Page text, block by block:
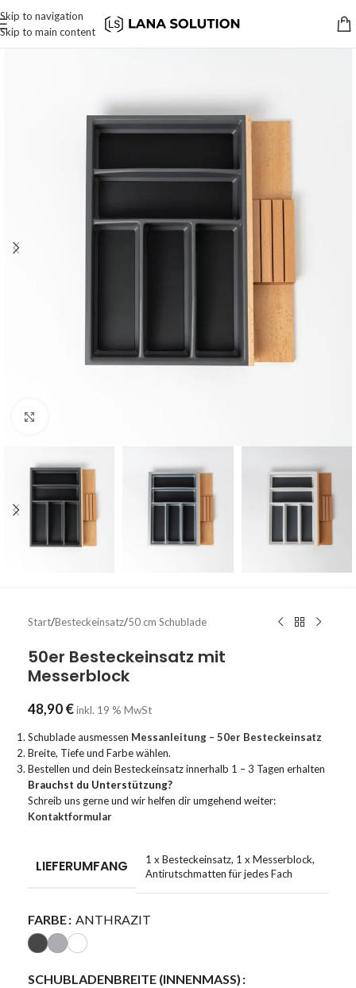
Skip to navigation
Skip to main content
Start/Besteckeinsatz/50 cm Schublade
50er Besteckeinsatz mit
Messerblock
48,90€inkl. 19 % MwSt
Schublade ausmessen Messanleitung – 50er Besteckeinsatz
Breite, Tiefe und Farbe wählen.
Bestellen und dein Besteckeinsatz innerhalb 1 – 3 Tagen erhalten
Brauchst du Unterstützung?
Schreib uns gerne und wir helfen dir umgehend weiter:
Kontaktformular
LIEFERUMFANG 1 x Besteckeinsatz, 1 x Messerblock,
Antirutschmatten für jedes Fach
FARBE ANTHRAZIT
SCHUBLADENBREITE (INNENMASS)